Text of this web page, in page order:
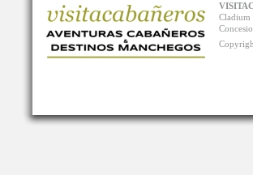
Cladium